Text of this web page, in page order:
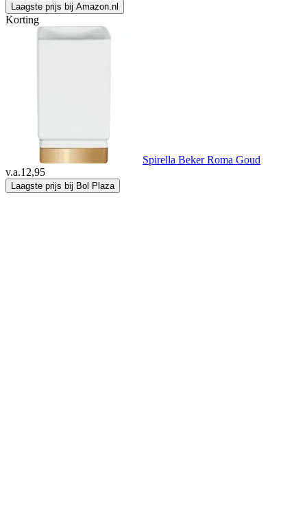
Laagste prijs bij Amazon.nl
Korting
Spirella Beker Roma Goud
v.a.12,95
Laagste prijs bij Bol Plaza